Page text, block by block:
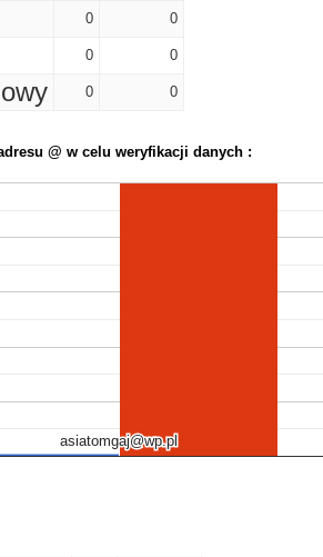
0 0
0 0
0 0
@ w celu weryfikacji danych :
asiatomgaj@wp.pl
asiatomgaj@wp.pl